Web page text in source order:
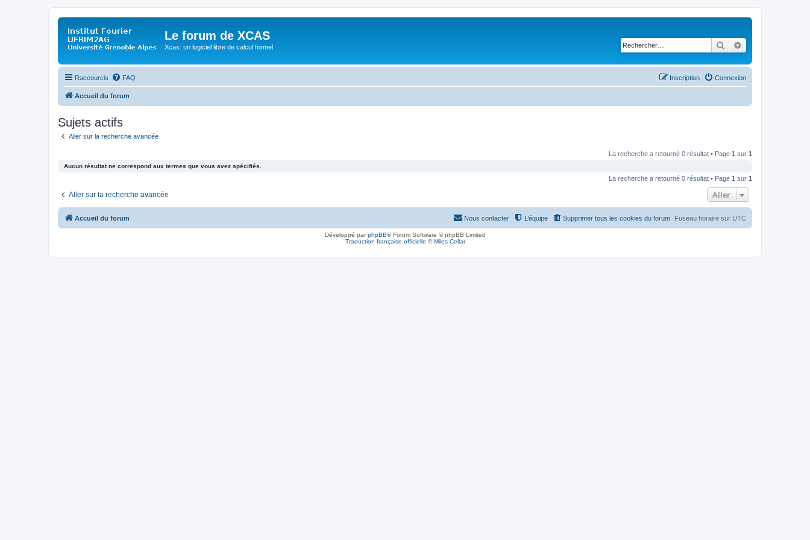
Le forum de XCAS
Xcas: un logiciel libre de calcul formel Rechercher
Raccourcis FAQ Connexion
Inscription
Accueil du forum
Sujets actifs
Aller sur la recherche avancée
La recherche a retourné 0 résultat • Page 1 sur 1
Aucun résultat ne correspond aux termes que vous avez spécifiés.
La recherche a retourné 0 résultat • Page 1 sur 1
Aller sur la recherche avancée Aller
Accueil du forum Fuseau horaire sur UTC
Supprimer tous les cookies du forum
L’équipe
Nous contacter
Développé parphpBB® Forum Software © phpBB Limited
Traduction française officielle ©Miles Cellar